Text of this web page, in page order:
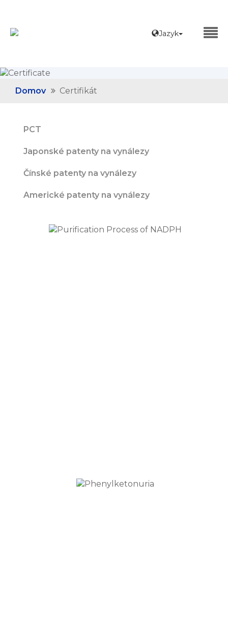
Jazyk
Domov Certifikát
Americké patenty na vynálezy
Čínské patenty na vynálezy
Japonské patenty na vynálezy
PCT